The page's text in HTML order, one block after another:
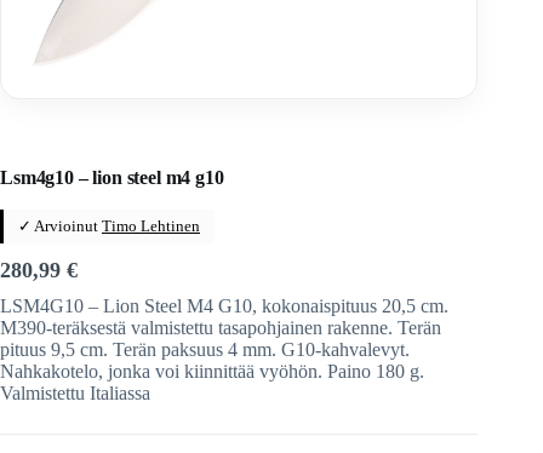
Lsm4g10 – lion steel m4 g10
✓ Arvioinut Timo Lehtinen
280,99 €
LSM4G10 – Lion Steel M4 G10, kokonaispituus 20,5 cm.
M390-teräksestä valmistettu tasapohjainen rakenne. Terän
pituus 9,5 cm. Terän paksuus 4 mm. G10-kahvalevyt.
Nahkakotelo, jonka voi kiinnittää vyöhön. Paino 180 g.
Valmistettu Italiassa